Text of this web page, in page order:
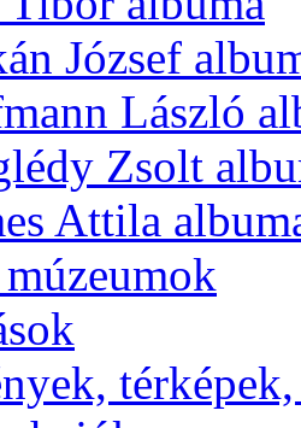
József
László
Zsolt
Attila